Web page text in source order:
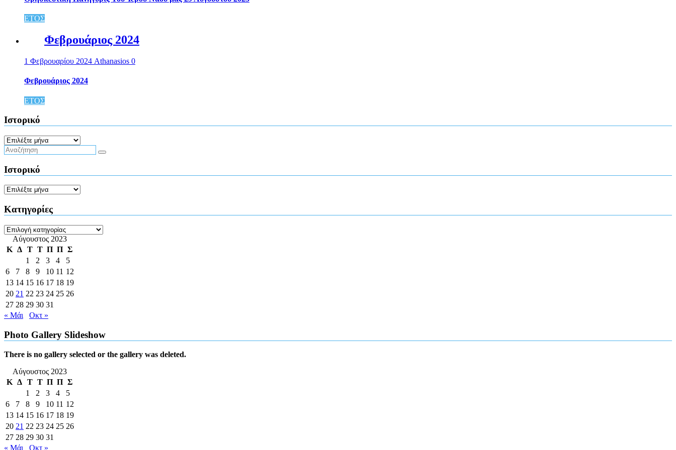
ΕΤΟΣ
Φεβρουάριος 2024
1 Φεβρουαρίου 2024 Athanasios 0
Φεβρουάριος 2024
ΕΤΟΣ
Ιστορικό
Ιστορικό
Ιστορικό
Ιστορικό
Kατηγορίες
Kατηγορίες
Αύγουστος 2023
Κ Δ Τ Τ Π Π Σ
1
2 3 4
5
6
7 8 9 10 11 12
13 14 15 16 17 18 19
20 21 22 23 24 25 26
27 28 29 30 31
« Μάι
Οκτ »
Photo Gallery Slideshow
There is no gallery selected or the gallery was deleted.
Αύγουστος 2023
Κ Δ Τ Τ Π Π Σ
1
2 3 4
5
6
7 8 9 10 11 12
13 14 15 16 17 18 19
20 21 22 23 24 25 26
27 28 29 30 31
« Μάι
Οκτ »